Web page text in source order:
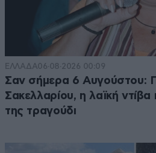
ΕΛΛΑΔΑ06·08·2026 00:09
Σαν σήμερα 6 Αυγούστου:
Σακελλαρίου, η λαϊκή
της τραγούδι